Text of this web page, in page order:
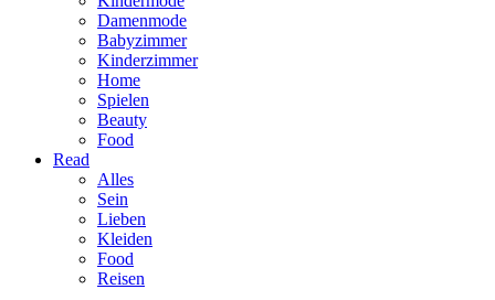
Damenmode
Babyzimmer
Kinderzimmer
Home
Spielen
Beauty
Food
Read
Alles
Sein
Lieben
Kleiden
Food
Reisen